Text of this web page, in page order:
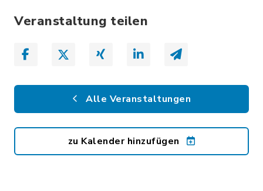
Veranstaltung teilen
Alle Veranstaltungen
zu Kalender hinzufügen